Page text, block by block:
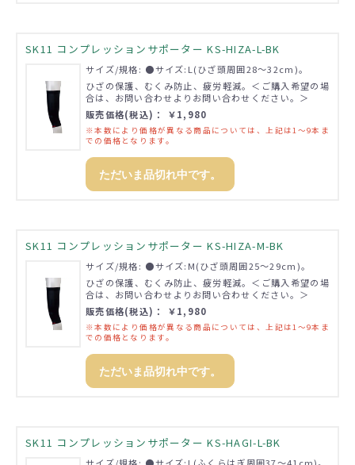
SK11 コンプレッションサポーター KS-HIZA-L-BK
サイズ/規格: ●サイズ:L(ひざ頭周囲28～32cm)。
ひざの保護、むくみ防止、疲労軽減。＜ご購入希望の場
合は、お問い合わせよりお問い合わせください。＞
販売価格(税込)： ￥1,980
※本数により価格が異なる商品については、上記は1～9本ま
での価格となります。
ただいま品切れ中です。
SK11 コンプレッションサポーター KS-HIZA-M-BK
サイズ/規格: ●サイズ:M(ひざ頭周囲25～29cm)。
ひざの保護、むくみ防止、疲労軽減。＜ご購入希望の場
合は、お問い合わせよりお問い合わせください。＞
販売価格(税込)： ￥1,980
※本数により価格が異なる商品については、上記は1～9本ま
での価格となります。
ただいま品切れ中です。
SK11 コンプレッションサポーター KS-HAGI-L-BK